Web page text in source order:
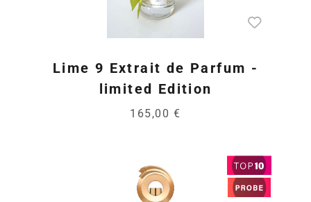
Lime 9 Extrait de Parfum -
limited Edition
165,00 €